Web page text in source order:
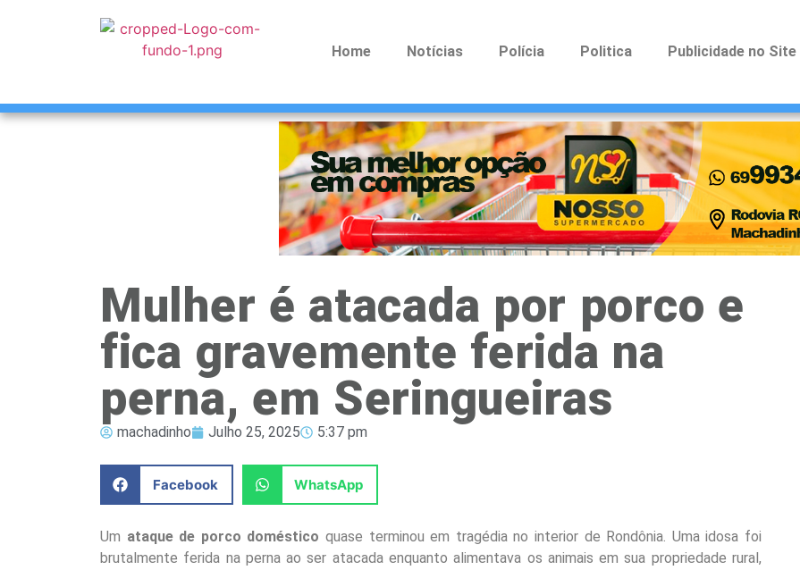
Home Notícias Polícia Politica Publicidade no Site
Mulher é atacada por porco e
fica gravemente ferida na
perna, em Seringueiras
machadinho Julho 25, 2025 5:37 pm
Facebook WhatsApp
Um ataque de porco doméstico quase terminou em tragédia no interior de Rondônia. Uma idosa foi
brutalmente ferida na perna ao ser atacada enquanto alimentava os animais em sua propriedade rural,